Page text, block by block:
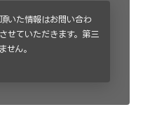
いた情報はお問い合わ
せていただきます。第三
せん。